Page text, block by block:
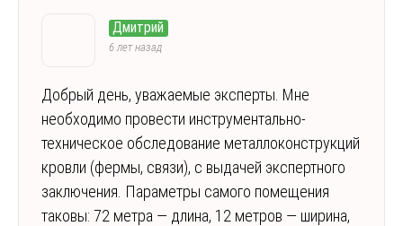
Дмитрий
6 лет назад
Добрый день, уважаемые эксперты. Мне
необходимо провести инструментально-
техническое обследование металлоконструкций
кровли (фермы, связи), с выдачей экспертного
заключения. Параметры самого помещения
таковы: 72 метра — длина, 12 метров — ширина,